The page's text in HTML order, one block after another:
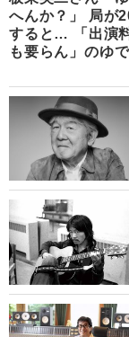
へんか？」 局が
すると… 「出演
も要らん」のゆ